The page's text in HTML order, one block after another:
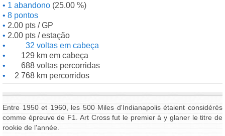
1 abandono (25.00 %)
8 pontos
2.00 pts / GP
2.00 pts / estação
32 voltas em cabeça
129 km em cabeça
688 voltas percorridas
2 768 km percorridos
Entre 1950 et 1960, les 500 Miles d'Indianapolis étaient considérés
comme épreuve de F1. Art Cross fut le premier à y glaner le titre de
rookie de l'année.